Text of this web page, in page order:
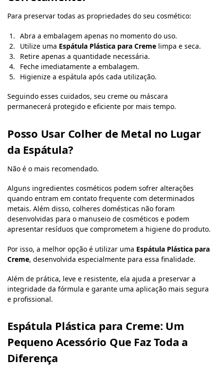
Para preservar todas as propriedades do seu cosmético:
Abra a embalagem apenas no momento do uso.
Utilize uma Espátula Plástica para Creme limpa e seca.
Retire apenas a quantidade necessária.
Feche imediatamente a embalagem.
Higienize a espátula após cada utilização.
Seguindo esses cuidados, seu creme ou máscara
permanecerá protegido e eficiente por mais tempo.
Posso Usar Colher de Metal no Lugar
da Espátula?
Não é o mais recomendado.
Alguns ingredientes cosméticos podem sofrer alterações
quando entram em contato frequente com determinados
metais. Além disso, colheres domésticas não foram
desenvolvidas para o manuseio de cosméticos e podem
apresentar resíduos que comprometem a higiene do produto.
Por isso, a melhor opção é utilizar uma Espátula Plástica para
Creme, desenvolvida especialmente para essa finalidade.
Além de prática, leve e resistente, ela ajuda a preservar a
integridade da fórmula e garante uma aplicação mais segura
e profissional.
Espátula Plástica para Creme: Um
Pequeno Acessório Que Faz Toda a
Diferença